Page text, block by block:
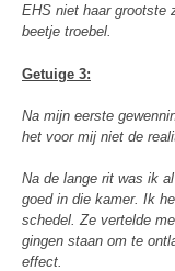
EHS niet haar grootste
beetje troebel.
Getuige 3:
Na mijn eerste
het voor mij niet de
Na de lange rit was ik
goed in die kamer. Ik
schedel. Ze vertelde
gingen staan om te
effect.